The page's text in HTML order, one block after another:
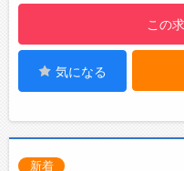
・食材や串
だきます。
・先輩と一
・火入れ、
調整を覚え
この
気になる
新着